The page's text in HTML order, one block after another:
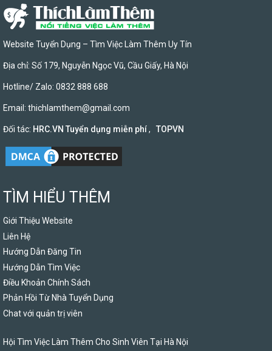
Website Tuyển Dụng – Tìm Việc Làm Thêm Uy Tín
Địa chỉ: Số 179, Nguyễn Ngọc Vũ, Cầu Giấy, Hà Nội
Hotline/ Zalo: 0832 888 688
Email: thichlamthem@gmail.com
Đối tác: HRC.VN Tuyển dụng miễn phí, TOPVN
TÌM HIỂU THÊM
Giới Thiệu Website
Liên Hệ
Hướng Dẫn Đăng Tin
Hướng Dẫn Tìm Việc
Điều Khoản Chính Sách
Phản Hồi Từ Nhà Tuyển Dụng
Chat với quản trị viên
Hội Tìm Việc Làm Thêm Cho Sinh Viên Tại Hà Nội